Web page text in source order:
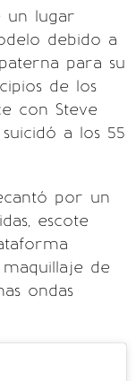
un lugar
debido a
para su
de los
con Steve
a los 55
por un
escote
de
ondas